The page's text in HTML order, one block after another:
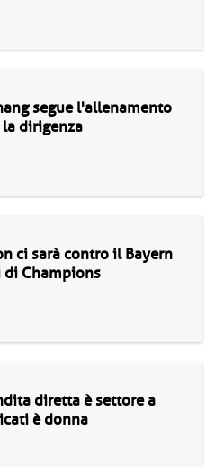
segue l'allenamento
dirigenza
ci sarà contro il Bayern
Champions
diretta è settore a
è donna